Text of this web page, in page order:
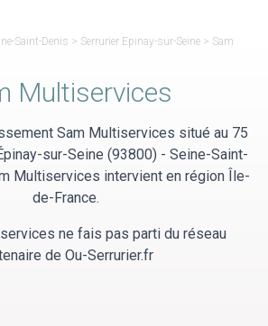
cookies
Saint-Denis > Serrurier Epinay-sur-Seine > Sam
Multiservices
Sam Multiservices situé au 75
sur-Seine (93800) - Seine-Saint-
Multiservices intervient en région Île-
de-France.
ne fais pas parti du réseau
de Ou-Serrurier.fr